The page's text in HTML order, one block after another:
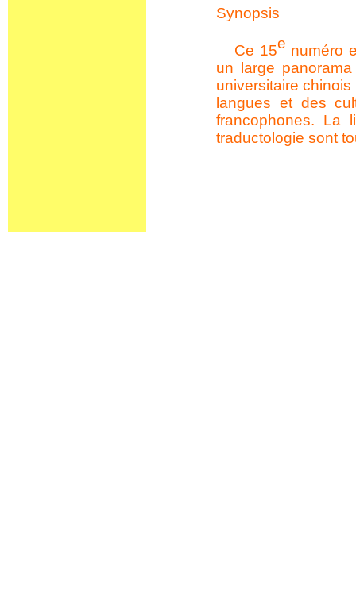
Synopsis
Ce 15e numéro
un large
universitaire
langues et des
francophones. La
traductologie sont